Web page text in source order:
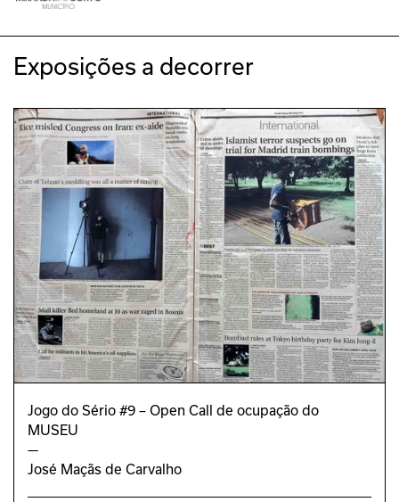
Jorge das Neves
TEXTO
Paula Santos
TRADUÇÃO
Hugo Carriço (Estagiário FLUC)
REVISÃO
Carina Correia
DIREÇÃO DE ARTE
João Bicker
Joana Monteiro
DESIGN GRÁFICO
Alexandra Oliveira
Jorge Cabrera
Exposições a decorrer
Jogo do Sério #9 – Open Call de ocupação do
MUSEU
—
José Maçãs de Carvalho